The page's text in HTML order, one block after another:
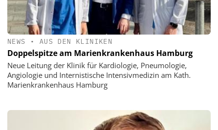
NEWS • AUS DEN KLINIKEN
Doppelspitze am Marienkrankenhaus Hamburg
Neue Leitung der Klinik für Kardiologie, Pneumologie,
Angiologie und Internistische Intensivmedizin am Kath.
Marienkrankenhaus Hamburg